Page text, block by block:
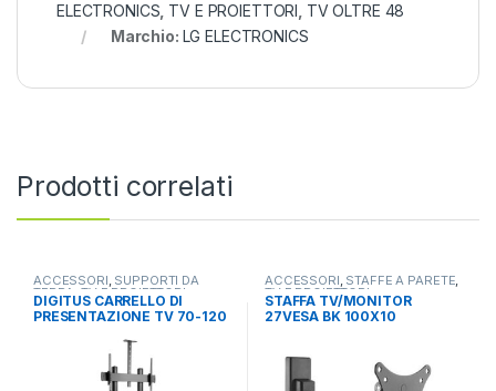
ELECTRONICS TV E PROIETTORI TV OLTRE 48
Marchio: LG ELECTRONICS
Prodotti correlati
ACCESSORI, SUPPORTI DA
TERRA,TV E PROIETTORI
DIGITUS CARRELLO DI
PRESENTAZIONE TV 70-120
ACCESSORI, STAFFE A PARETE,
TV E PROIETTORI
STAFFA TV/MONITOR
27VESA BK 100X10